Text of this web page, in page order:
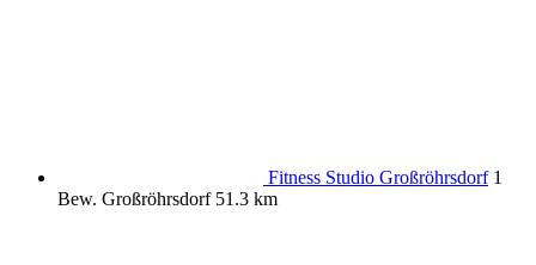
Fitness Studio Großröhrsdorf 1
Bew. Großröhrsdorf 51.3 km